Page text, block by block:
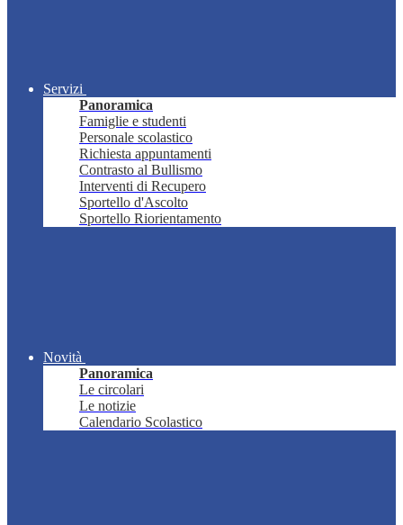
Servizi
Panoramica
Famiglie e studenti
Personale scolastico
Richiesta appuntamenti
Contrasto al Bullismo
Interventi di Recupero
Sportello d'Ascolto
Sportello Riorientamento
Novità
Panoramica
Le circolari
Le notizie
Calendario Scolastico